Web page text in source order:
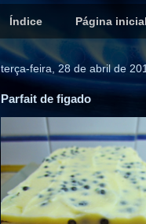
Índice Página inicial
terça-feira, 28 de abril de
Parfait de figado